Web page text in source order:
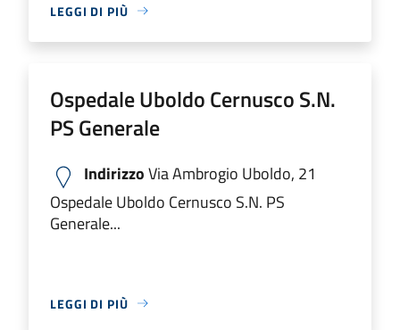
LEGGI DI PIÙ
Ospedale Uboldo Cernusco S.N.
PS Generale
IndirizzoVia Ambrogio Uboldo, 21
Ospedale Uboldo Cernusco S.N. PS
Generale...
LEGGI DI PIÙ